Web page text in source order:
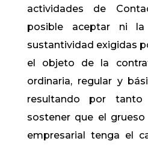
actividades de
posible aceptar ni
sustantividad exigidas
el objeto de la
ordinaria, regular y
resultando por tanto
sostener que el
empresarial tenga el